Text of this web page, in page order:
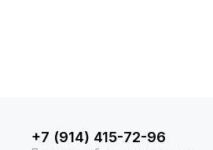
+7 (914) 415-72-96